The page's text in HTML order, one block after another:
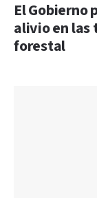
El Gobierno
alivio en las
forestal